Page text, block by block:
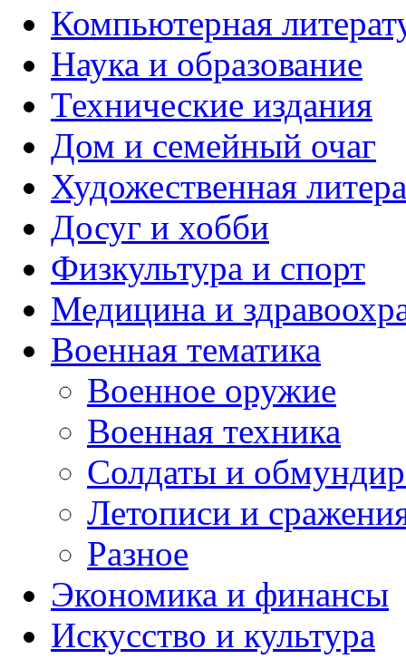
Компьютерная
Наука и образование
Технические издания
Дом и семейный очаг
Художественная
Досуг и хобби
Физкультура и спорт
Медицина и
Военная тематика
Военное оружие
Военная техника
Солдаты и
Летописи и
Разное
Экономика и финансы
Искусство и культура